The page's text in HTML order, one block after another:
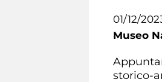
01/12/
Museo
storico-